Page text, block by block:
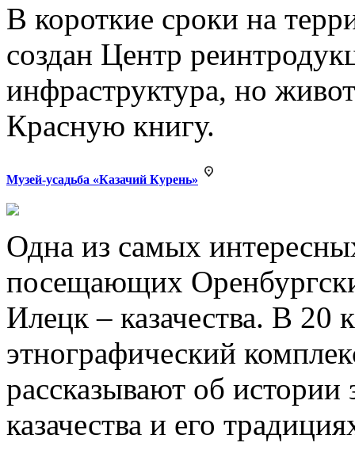
В короткие сроки на
создан Центр
инфраструктура, но
Красную книгу.
Музей-усадьба «Казачий Курень»
Одна из самых
посещающих
Илецк – казачества. В 20
этнографический
рассказывают об
казачества и его